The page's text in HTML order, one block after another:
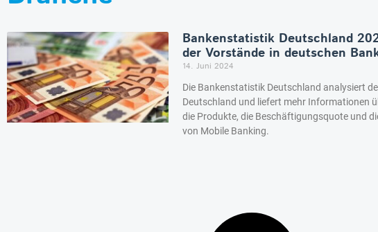
Bankenstatistik Deutschland
der Vorstände in deutschen
14. Juni 2024
Die Bankenstatistik Deutschland analysiert
Deutschland und liefert mehr Informationen
die Produkte, die Beschäftigungsquote und
von Mobile Banking.